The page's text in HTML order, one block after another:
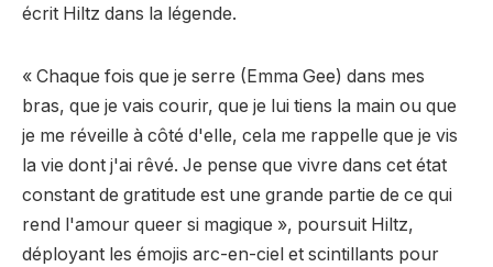
écrit Hiltz dans la légende.
« Chaque fois que je serre (Emma Gee) dans mes
bras, que je vais courir, que je lui tiens la main ou que
je me réveille à côté d'elle, cela me rappelle que je vis
la vie dont j'ai rêvé. Je pense que vivre dans cet état
constant de gratitude est une grande partie de ce qui
rend l'amour queer si magique », poursuit Hiltz,
déployant les émojis arc-en-ciel et scintillants pour